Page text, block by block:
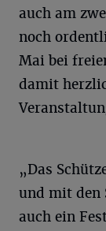
auch am
noch
Mai bei
damit
„Das
und mit den
auch ein